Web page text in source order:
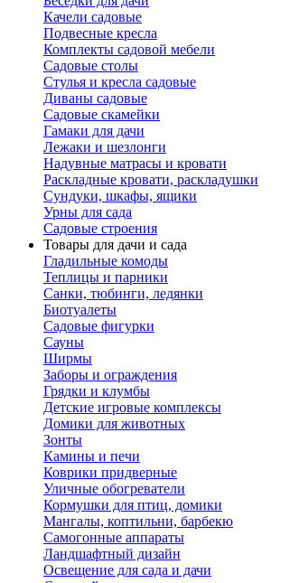
Качели садовые
Подвесные кресла
Комплекты садовой мебели
Садовые столы
Стулья и кресла садовые
Диваны садовые
Садовые скамейки
Гамаки для дачи
Лежаки и шезлонги
Надувные матрасы и кровати
Раскладные кровати, раскладушки
Сундуки, шкафы, ящики
Урны для сада
Садовые строения
Товары для дачи и сада
Гладильные комоды
Теплицы и парники
Санки, тюбинги, ледянки
Биотуалеты
Садовые фигурки
Сауны
Ширмы
Заборы и ограждения
Грядки и клумбы
Детские игровые комплексы
Домики для животных
Зонты
Камины и печи
Коврики придверные
Уличные обогреватели
Кормушки для птиц, домики
Мангалы, коптильни, барбекю
Самогонные аппараты
Ландшафтный дизайн
Освещение для сада и дачи